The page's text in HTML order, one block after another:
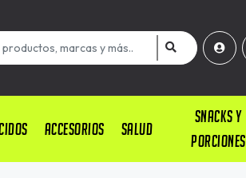
ACCESORIOS SALUD
SNACKS Y
PORCIONES